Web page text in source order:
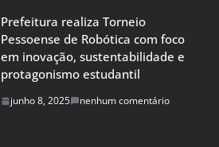
Prefeitura realiza Torneio
Pessoense de Robótica com foco
em inovação, sustentabilidade e
protagonismo estudantil
junho 8, 2025 nenhum comentário